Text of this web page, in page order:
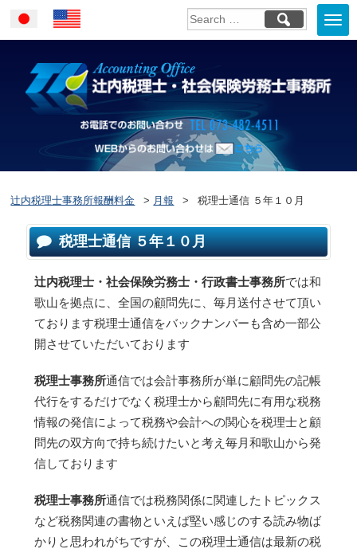
JapaneseEnglish
お電話でのお
WEBからのお問い合わせはこ
辻内税理士事務所報酬料金 > 月報 > 税理士通信 ５年１０月
税理士通信 ５年１０月
辻内税理士・社会保険労務士・行政書士事務所では和
歌山を拠点に、全国の顧問先に、毎月送付させて頂い
ております税理士通信をバックナンバーも含め一部公
開させていただいております
税理士事務所通信では会計事務所が単に顧問先の記帳
代行をするだけでなく税理士から顧問先に有用な税務
情報の発信によって税務や会計への関心を税理士と顧
問先の双方向で持ち続けたいと考え毎月和歌山から発
信しております
税理士事務所通信では税務関係に関連したトピックス
など税務関連の書物といえば堅い感じのする読み物ば
かりと思われがちですが、この税理士通信は最新の税